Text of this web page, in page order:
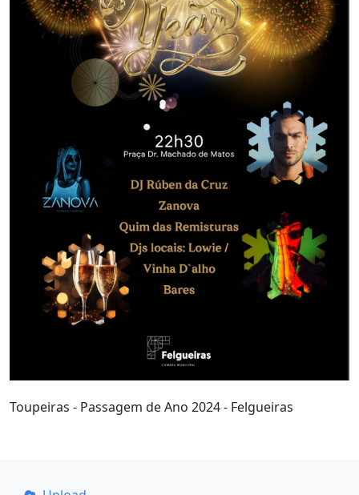
Toupeiras - Passagem de Ano 2024 - Felgueiras